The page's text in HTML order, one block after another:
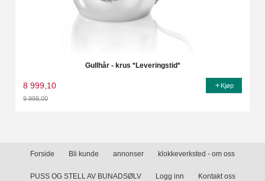
Gullhår - krus *Leveringstid*
8 999,10
9 999,00
Kjøp
Forside Bli kunde annonser klokkeverksted - om oss
PUSS OG STELL AV BUNADSØLV Logg inn Kontakt oss